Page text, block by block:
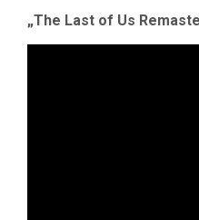
„The Last of Us